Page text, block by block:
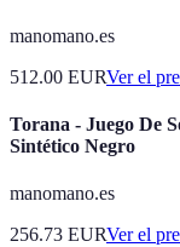
manomano.es
512.00 EURVer el
Torana - Juego De
Sintético Negro
manomano.es
256.73 EURVer el